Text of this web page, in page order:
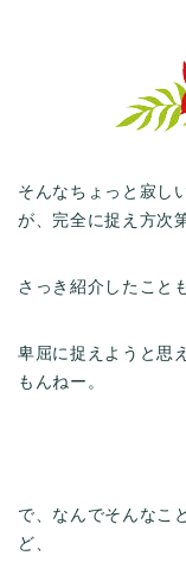
そんなちょっと寂し
が、完全に捉え方次
さっき紹介したこと
卑屈に捉えようと思
もんねー。
で、なんでそんなこ
ど、